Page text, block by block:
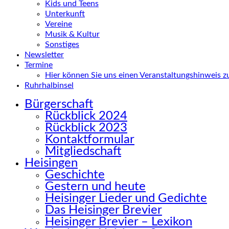
Kids und Teens
Unterkunft
Vereine
Musik & Kultur
Sonstiges
Newsletter
Termine
Hier können Sie uns einen Veranstaltungshinweis
Ruhrhalbinsel
Bürgerschaft
Rückblick 2024
Rückblick 2023
Kontaktformular
Mitgliedschaft
Heisingen
Geschichte
Gestern und heute
Heisinger Lieder und Gedichte
Das Heisinger Brevier
Heisinger Brevier – Lexikon